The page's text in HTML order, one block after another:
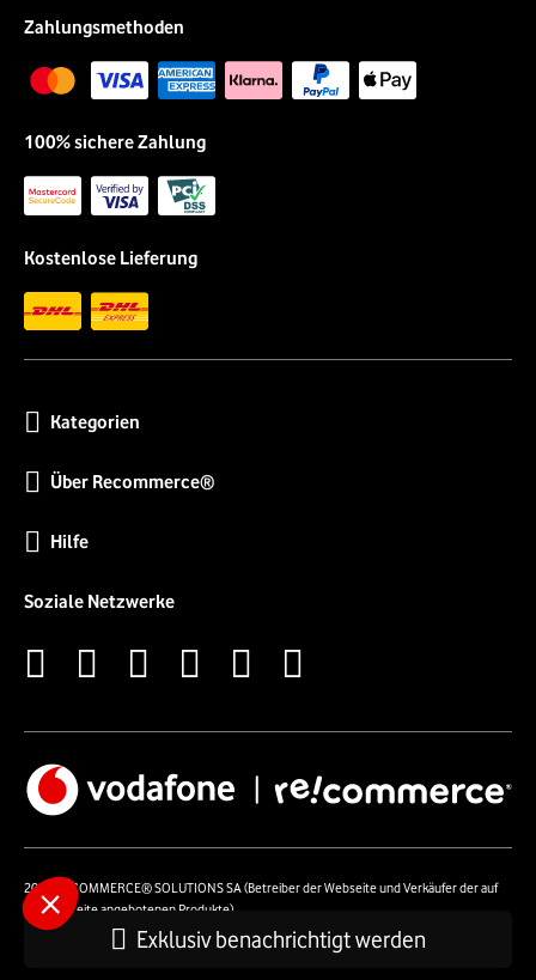
Exklusiv benachrichtigt werden
Zahlungsmethoden
100% sichere Zahlung
Kostenlose Lieferung
Kategorien
Über Recommerce®
Hilfe
Soziale Netzwerke
2026 RECOMMERCE® SOLUTIONS SA (Betreiber der Webseite und Verkäufer der auf
der Webseite angebotenen Produkte)
54 Avenue Lénine - 94250 Gentilly - Frankreich- UstId: FR01513969402 - Alle Rechte